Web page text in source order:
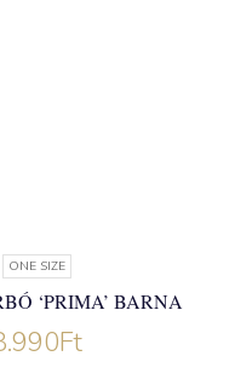
ONE SIZE
‘PRIMA’ BARNA
Ft